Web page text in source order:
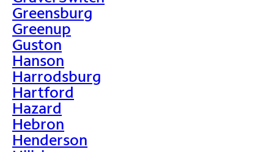
Greensburg
Greenup
Guston
Hanson
Harrodsburg
Hartford
Hazard
Hebron
Henderson